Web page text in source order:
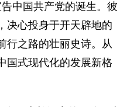
中国共产党的诞生。彼
决心投身于开天辟地的
行之路的壮丽史诗。从
国式现代化的发展新格